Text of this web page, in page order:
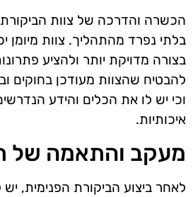
הכשרה והדרכה של צוות
בלתי נפרד מהתהליך. צוות מיומן
בצורה מדויקת יותר ולהציע
להבטיח שהצוות מעודכן בחוקים
וכי יש לו את הכלים והידע
איכותיות.
מעקב והתאמה של
לאחר ביצוע הביקורת הפנימית,